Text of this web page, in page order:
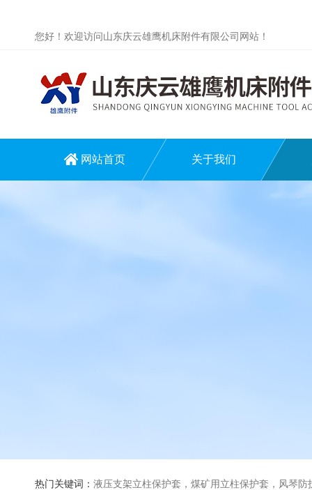
您好！欢迎访问山东庆云雄鹰机床附件有限公司网站！
网站首页 关于我们
热门关键词： 液压支架立柱保护套，煤矿用立柱保护套，风琴